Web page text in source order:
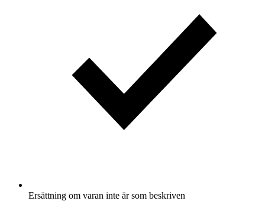
Ersättning om varan inte är som beskriven